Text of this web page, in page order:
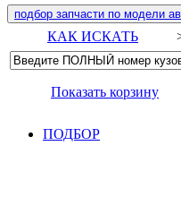
подбор запчасти по модели
КАК ИСКАТЬ
Показать корзину
ПОДБОР